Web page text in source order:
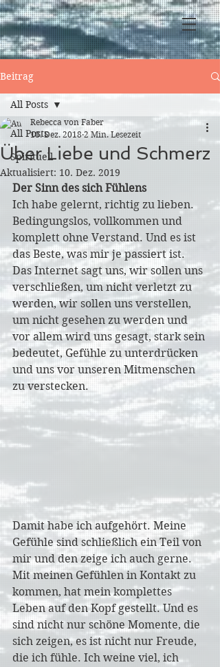
Beitrag
All Posts
Spirituell
All Posts
Über Liebe und Schmerz
Rebecca von Faber
18. Dez. 2018 2 Min. Lesezeit
Aktualisiert: 10. Dez. 2019
Der Sinn des sich Fühlens
Ich habe gelernt, richtig zu lieben.
Bedingungslos, vollkommen und
komplett ohne Verstand. Und es ist
das Beste, was mir je passiert ist.
Das Internet sagt uns, wir sollen uns
verschließen, um nicht verletzt zu
werden, wir sollen uns verstellen,
um nicht gesehen zu werden und
vor allem wird uns gesagt, stark sein
bedeutet, Gefühle zu unterdrücken
und uns vor unseren Mitmenschen
zu verstecken.
Damit habe ich aufgehört. Meine
Gefühle sind schließlich ein Teil von
mir und den zeige ich auch gerne.
Mit meinen Gefühlen in Kontakt zu
kommen, hat mein komplettes
Leben auf den Kopf gestellt. Und es
sind nicht nur schöne Momente, die
sich zeigen, es ist nicht nur Freude,
die ich fühle. Ich weine viel, ich